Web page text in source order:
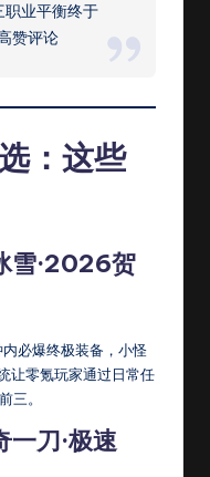
职业平衡终于
赞评论
：这些
雪·2026贺
必爆终极装备，小怪
让零氪玩家通过日常任
三。
一刀·极速